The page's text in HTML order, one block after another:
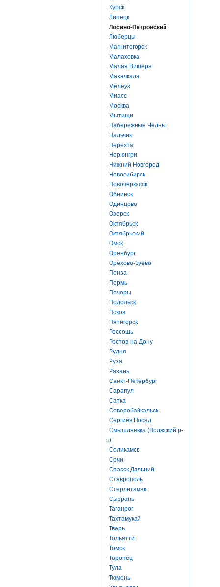
Курск
Липецк
Лосино-Петровский
Люберцы
Магнитогорск
Малаховка
Малая Вишера
Махачкала
Мелеуз
Миасс
Москва
Мытищи
Набережные Челны
Нальчик
Нерехта
Нерюнгри
Нижний Новгород
Новосибирск
Новочеркасск
Обнинск
Одинцово
Озерск
Октябрьск
Октябрьский
Омск
Оренбург
Орехово-Зуево
Пенза
Пермь
Печоры
Подольск
Псков
Пятигорск
Россошь
Ростов-на-Дону
Рудня
Руза
Рязань
Санкт-Петербург
Сарапул
Сатка
Северобайкальск
Сергиев Посад
Смышляевка (Волжский р-
н)
Соликамск
Сочи
Спасск Дальний
Ставрополь
Стерлитамак
Сызрань
Таганрог
Тахтамукай
Тверь
Тольятти
Томск
Торопец
Тула
Тюмень